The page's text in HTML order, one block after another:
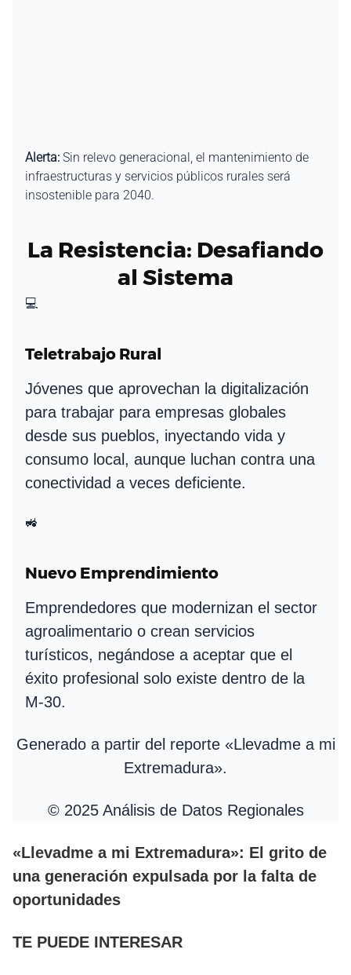
Alerta: Sin relevo generacional, el mantenimiento de
infraestructuras y servicios públicos rurales será
insostenible para 2040.
La Resistencia: Desafiando
al Sistema
💻
Teletrabajo Rural
Jóvenes que aprovechan la digitalización
para trabajar para empresas globales
desde sus pueblos, inyectando vida y
consumo local, aunque luchan contra una
conectividad a veces deficiente.
🚜
Nuevo Emprendimiento
Emprendedores que modernizan el sector
agroalimentario o crean servicios
turísticos, negándose a aceptar que el
éxito profesional solo existe dentro de la
M-30.
Generado a partir del reporte «Llevadme a mi
Extremadura».
© 2025 Análisis de Datos Regionales
«Llevadme a mi Extremadura»: El grito de
una generación expulsada por la falta de
oportunidades
TE PUEDE INTERESAR